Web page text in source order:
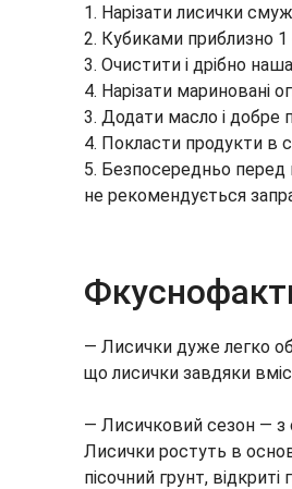
1. Нарізати лисички
2. Кубиками приблизно 1
3. Очистити і дрібно
4. Нарізати мариновані
3. Додати масло і добре
4. Покласти продукти в
5. Безпосередньо перед
не рекомендується
— Лисички дуже легко
що лисички завдяки
— Лисичковий сезон — з
Лисички ростуть в
пісочний грунт,